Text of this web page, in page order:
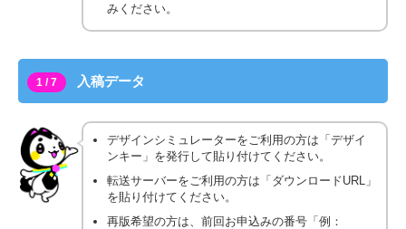
みください。
1 / 7 入稿データ
デザインシミュレーターをご利用の方は「デザイ
ンキー」を発行して貼り付けてください。
転送サーバーをご利用の方は「ダウンロードURL」
を貼り付けてください。
再版希望の方は、前回お申込みの番号「例：